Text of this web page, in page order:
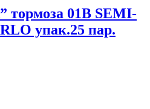
тормоза 01B SEMI-
упак.25 пар.